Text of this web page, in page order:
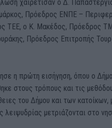
χαιρέτισαν ο Δ.
Πρόεδρος ΕΝΠΕ –
ΤΕΕ, ο Κ. Μακέδος, Πρόεδρος
Πρόεδρος Επιτροπής
η πρώτη εισήγηση, όπου ο
στους τρόπους και τις
του Δήμου και των
λειψυδρίας μετριάζονται στο